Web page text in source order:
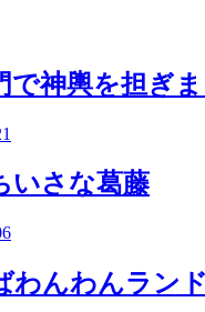
で神輿を担ぎま
いさな葛藤
わんわんランド